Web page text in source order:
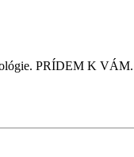
PRÍDEM K VÁM.